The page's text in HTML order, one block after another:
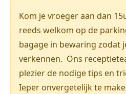
Kom je vroeger aan dan
reeds welkom op de
bagage in bewaring zodat
verkennen. Ons
plezier de nodige tips en
Ieper onvergetelijk te